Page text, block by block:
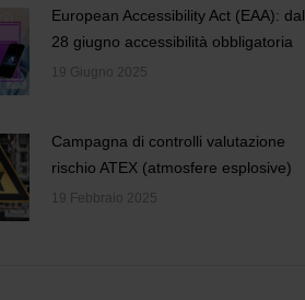
European Accessibility Act (EAA): dal
28 giugno accessibilità obbligatoria
19 Giugno 2025
Campagna di controlli valutazione
rischio ATEX (atmosfere esplosive)
19 Febbraio 2025